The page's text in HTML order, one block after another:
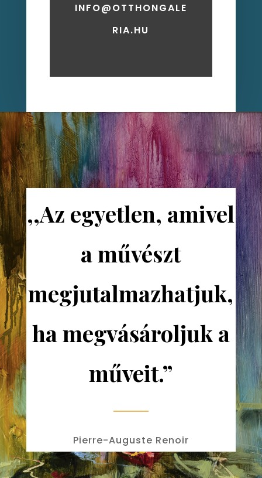
INFO@OTTHONGALE
RIA.HU
,,Az egyetlen, amivel
a művészt
megjutalmazhatjuk,
ha megvásároljuk a
műveit.”
Pierre-Auguste Renoir